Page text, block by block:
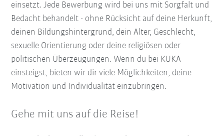
einsetzt. Jede Bewerbung wird bei uns mit Sorgfalt und
Bedacht behandelt - ohne Rücksicht auf deine Herkunft,
deinen Bildungshintergrund, dein Alter, Geschlecht,
sexuelle Orientierung oder deine religiösen oder
politischen Überzeugungen. Wenn du bei KUKA
einsteigst, bieten wir dir viele Möglichkeiten, deine
Motivation und Individualität einzubringen.
Gehe mit uns auf die Reise!